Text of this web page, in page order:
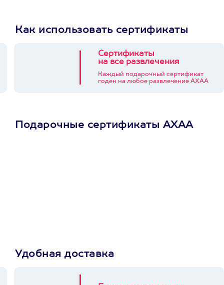
Как использовать сертификаты
Сертификаты
на все развлечения
Каждый подарочный сертификат
годен на любое развлечение АХАА
Подарочные сертификаты АХАА
Удобная доставка